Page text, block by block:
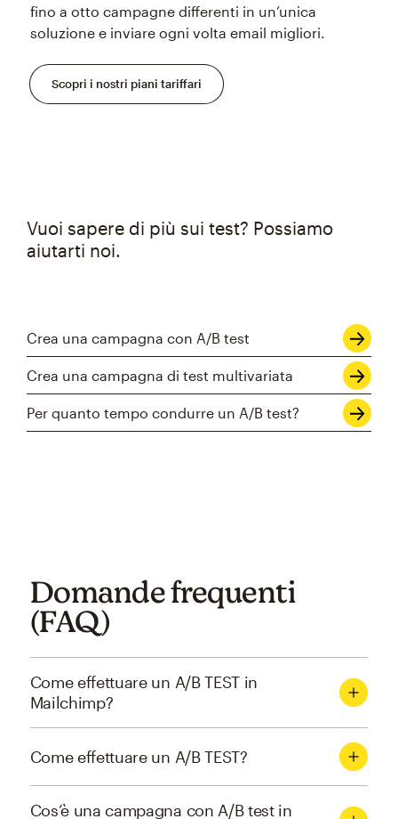
fino a otto campagne differenti in un’unica
soluzione e inviare ogni volta email migliori.
Scopri i nostri piani tariffari
Vuoi sapere di più sui test? Possiamo
aiutarti noi.
Crea una campagna con A/B test
Crea una campagna di test multivariata
Per quanto tempo condurre un A/B test?
Domande frequenti
(FAQ)
Come effettuare un A/B TEST in
Mailchimp?
Come effettuare un A/B TEST?
Cos’è una campagna con A/B test in